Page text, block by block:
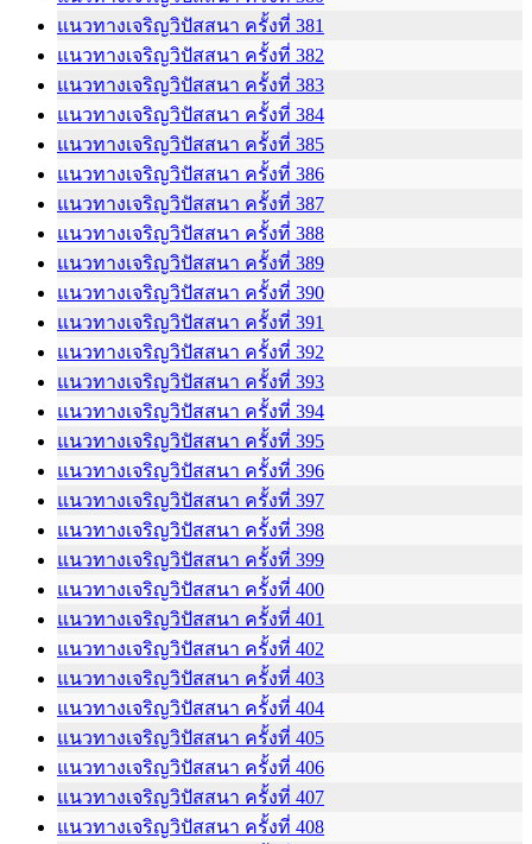
แนวทางเจริญวิปัสสนา ครั้งที่ 381
แนวทางเจริญวิปัสสนา ครั้งที่ 382
แนวทางเจริญวิปัสสนา ครั้งที่ 383
แนวทางเจริญวิปัสสนา ครั้งที่ 384
แนวทางเจริญวิปัสสนา ครั้งที่ 385
แนวทางเจริญวิปัสสนา ครั้งที่ 386
แนวทางเจริญวิปัสสนา ครั้งที่ 387
แนวทางเจริญวิปัสสนา ครั้งที่ 388
แนวทางเจริญวิปัสสนา ครั้งที่ 389
แนวทางเจริญวิปัสสนา ครั้งที่ 390
แนวทางเจริญวิปัสสนา ครั้งที่ 391
แนวทางเจริญวิปัสสนา ครั้งที่ 392
แนวทางเจริญวิปัสสนา ครั้งที่ 393
แนวทางเจริญวิปัสสนา ครั้งที่ 394
แนวทางเจริญวิปัสสนา ครั้งที่ 395
แนวทางเจริญวิปัสสนา ครั้งที่ 396
แนวทางเจริญวิปัสสนา ครั้งที่ 397
แนวทางเจริญวิปัสสนา ครั้งที่ 398
แนวทางเจริญวิปัสสนา ครั้งที่ 399
แนวทางเจริญวิปัสสนา ครั้งที่ 400
แนวทางเจริญวิปัสสนา ครั้งที่ 401
แนวทางเจริญวิปัสสนา ครั้งที่ 402
แนวทางเจริญวิปัสสนา ครั้งที่ 403
แนวทางเจริญวิปัสสนา ครั้งที่ 404
แนวทางเจริญวิปัสสนา ครั้งที่ 405
แนวทางเจริญวิปัสสนา ครั้งที่ 406
แนวทางเจริญวิปัสสนา ครั้งที่ 407
แนวทางเจริญวิปัสสนา ครั้งที่ 408